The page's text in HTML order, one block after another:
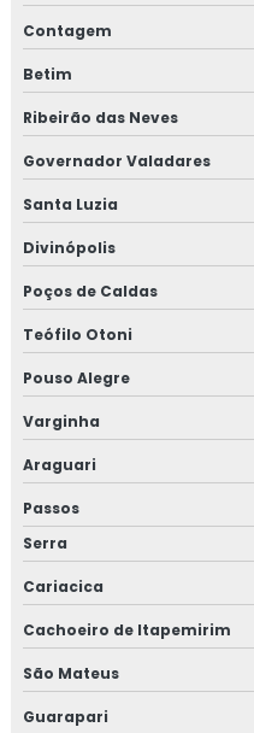
Mobilização de pessoal e
Orçamento ltcat
Orçamento pgr
Orçamento projeto de
Orçamento de projeto
Pcmso programa de
ocupacional
Perícias de insalubridade e
Plataforma de acessibilidade
Plataforma de
Plataforma de
Plataforma elevatória
Contagem
Betim
Ribeirão das Neves
Governador Valadares
Santa Luzia
Divinópolis
Poços de Caldas
Teófilo Otoni
Pouso Alegre
Varginha
Araguari
Passos
Serra
Cariacica
Cachoeiro de Itapemirim
São Mateus
Guarapari